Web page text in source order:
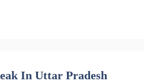
In Uttar Pradesh